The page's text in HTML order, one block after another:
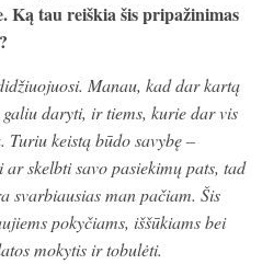
Ką tau reiškia šis pripažinimas
Manau, kad dar kartą
daryti, ir tiems, kurie dar vis
keistą būdo savybę –
skelbti savo pasiekimų pats, tad
svarbiausias man pačiam. Šis
pokyčiams, iššūkiams bei
mokytis ir tobulėti.